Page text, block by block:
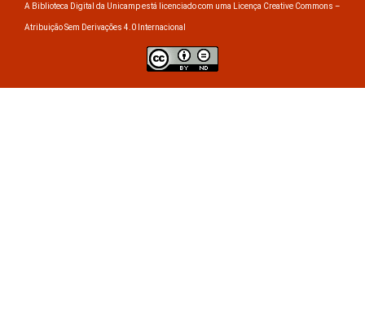
A Biblioteca Digital da Unicamp está licenciado com uma Licença Creative Commons –
Atribuição Sem Derivações 4.0 Internacional